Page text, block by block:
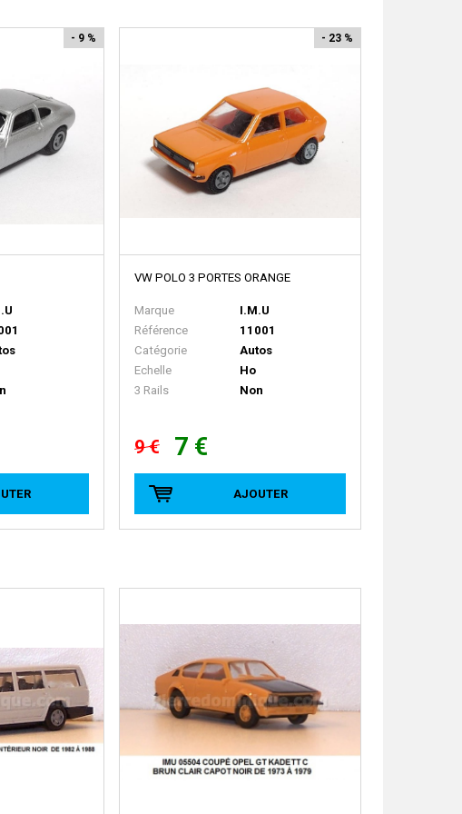
- 9 %
VW POLO 3 PORTES ORANGE
Marque
I.M.U
Référence
11001
Catégorie
Autos
Echelle
Ho
3 Rails
Non
- 23 %
9 € 7 €
AJOUTER